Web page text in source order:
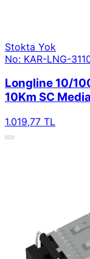
Stokta Yok
No: KAR-LNG-
Longline 10/
10Km SC
1.019,77 TL